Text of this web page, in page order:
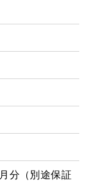
分（別途保証